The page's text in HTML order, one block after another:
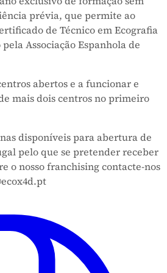
prévia, que permite ao
de Técnico em Ecografia
Associação Espanhola de
abertos e a funcionar e
mais dois centros no primeiro
disponíveis para abertura de
pelo que se pretender receber
o nosso franchising contacte-nos